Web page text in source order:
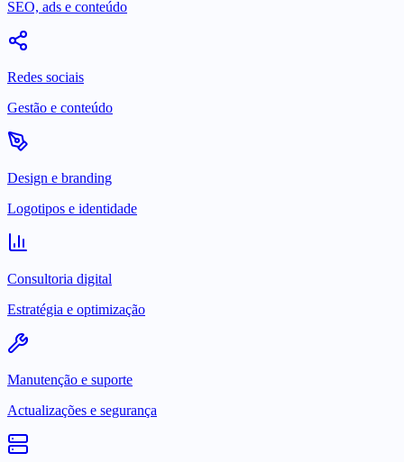
SEO, ads e conteúdo
Redes sociais
Gestão e conteúdo
Design e branding
Logotipos e identidade
Consultoria digital
Estratégia e optimização
Manutenção e suporte
Actualizações e segurança